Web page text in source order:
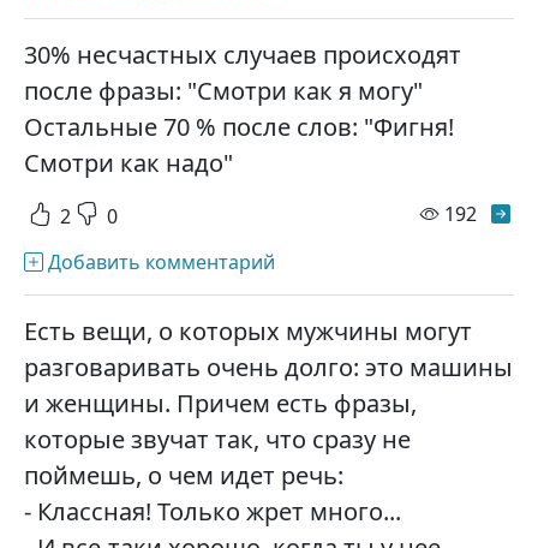
30% несчастных случаев происходят
после фразы: "Смотри как я могу"
Остальные 70 % после слов: "Фигня!
Смотри как надо"
2 0 192
Добавить комментарий
Есть вещи, о которых мужчины могут
разговаривать очень долго: это машины
и женщины. Причем есть фразы,
которые звучат так, что сразу не
поймешь, о чем идет речь:
- Классная! Только жрет много...